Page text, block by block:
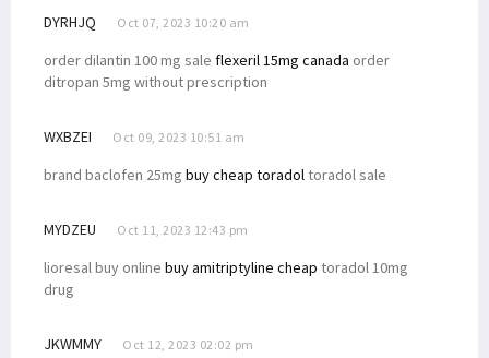
DYRHJQ Oct 07, 2023 10:20 am
order dilantin 100 mg sale flexeril 15mg canada order
ditropan 5mg without prescription
WXBZEI Oct 09, 2023 10:51 am
brand baclofen 25mg buy cheap toradoltoradol sale
MYDZEU Oct 11, 2023 12:43 pm
lioresal buy online buy amitriptyline cheap toradol 10mg
drug
JKWMMY Oct 12, 2023 02:02 pm